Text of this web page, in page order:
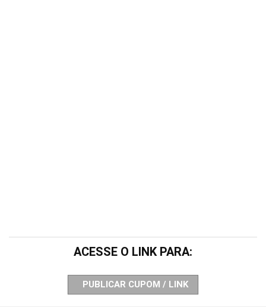
ACESSE O LINK PARA:
PUBLICAR CUPOM / LINK